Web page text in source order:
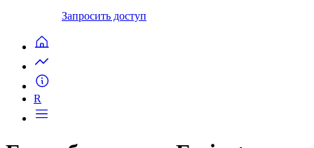
Запросить доступ
R